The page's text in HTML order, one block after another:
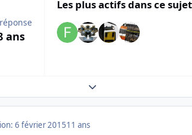
ans
Les plus actifs dans ce sujet
Expand topic overview
6 février 201511 ans